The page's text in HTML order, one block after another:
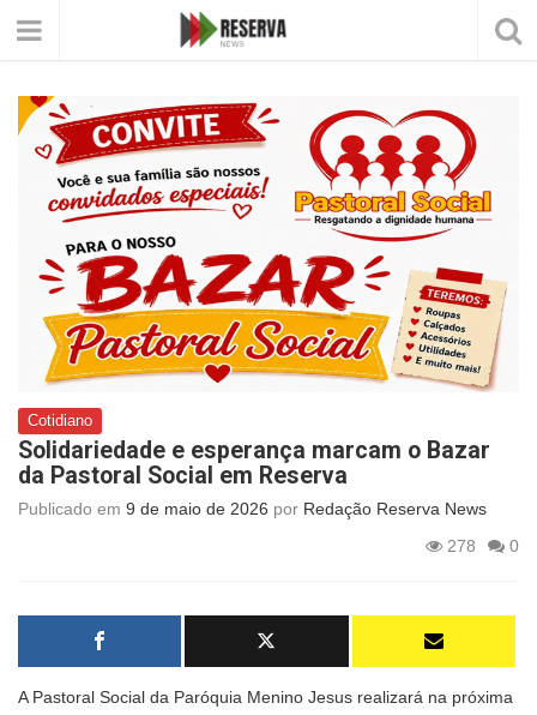
Cotidiano
Solidariedade e esperança marcam o Bazar
da Pastoral Social em Reserva
Publicado em 9 de maio de 2026 por Redação Reserva News
278
0
A Pastoral Social da Paróquia Menino Jesus realizará na próxima